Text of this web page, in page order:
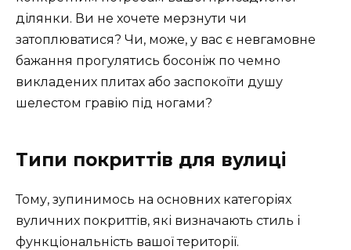
ділянки. Ви не хочете мерзнути чи
затоплюватися? Чи, може, у вас є невгамовне
бажання прогулятись босоніж по чемно
викладених плитах або заспокоїти душу
шелестом гравію під ногами?
Типи покриттів для вулиці
Тому, зупинимось на основних категоріях
вуличних покриттів, які визначають стиль і
функціональність вашої території.